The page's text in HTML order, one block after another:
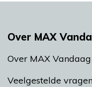
Over MAX
Over MAX Vandaag
Veelgestelde